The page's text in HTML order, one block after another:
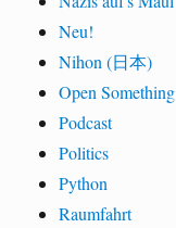
Neu!
Nihon (日本)
Open Something
Podcast
Politics
Python
Raumfahrt